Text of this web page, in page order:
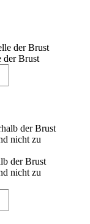
der Brust
der Brust
nicht zu